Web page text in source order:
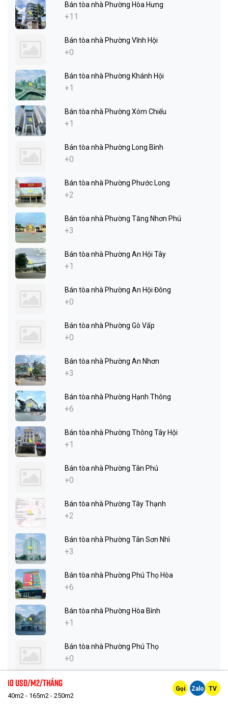
Bán tòa nhà Phường Hòa Hưng
+11
Bán tòa nhà Phường Vĩnh Hội
+0
Bán tòa nhà Phường Khánh Hội
+1
Bán tòa nhà Phường Xóm Chiếu
+1
Bán tòa nhà Phường Long Bình
+0
Bán tòa nhà Phường Phước Long
+2
Bán tòa nhà Phường Tăng Nhơn Phú
+3
Bán tòa nhà Phường An Hội Tây
+1
Bán tòa nhà Phường An Hội Đông
+0
Bán tòa nhà Phường Gò Vấp
+0
Bán tòa nhà Phường An Nhơn
+3
Bán tòa nhà Phường Hạnh Thông
+6
Bán tòa nhà Phường Thông Tây Hội
+1
Bán tòa nhà Phường Tân Phú
+0
Bán tòa nhà Phường Tây Thạnh
+2
Bán tòa nhà Phường Tân Sơn Nhì
+3
Bán tòa nhà Phường Phú Thọ Hòa
+6
Bán tòa nhà Phường Hòa Bình
+1
Bán tòa nhà Phường Phú Thọ
+0
+0
10 Usd/m2/tháng
40m2 - 165m2 - 250m2
Gọi Zalo TV